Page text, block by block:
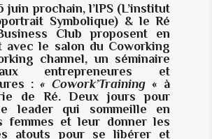
juin prochain, l’IPS (L’institut
Symbolique) & le Ré
Club proposent en
avec le salon du Coworking
channel, un séminaire
entrepreneures et
: « Cowork’Training « à
de Ré. Deux jours pour
leader qui sommeille en
femmes et leur donner les
atouts pour se libérer et